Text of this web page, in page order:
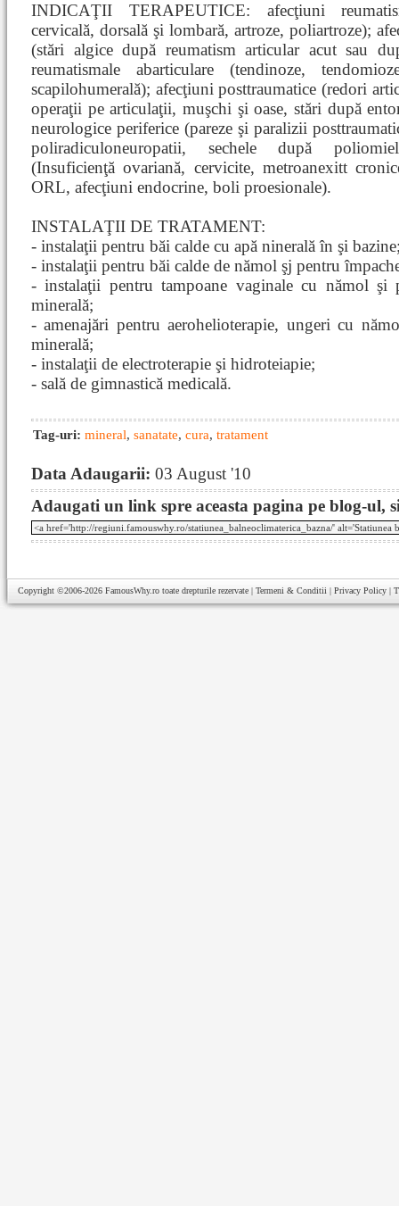
INDICAŢII TERAPEUTICE: afecţiuni
cervicală, dorsală şi lombară, artroze, poliartroze);
(stări algice după reumatism articular acut sau
reumatismale abarticulare (tendinoze,
scapilohumerală); afecţiuni posttraumatice (redori
operaţii pe articulaţii, muşchi şi oase, stări după
neurologice periferice (pareze şi paralizii
poliradiculoneuropatii, sechele după
(Insuficienţă ovariană, cervicite, metroanexitt
ORL, afecţiuni endocrine, boli proesionale).
INSTALAŢII DE TRATAMENT:
- instalaţii pentru băi calde cu apă ninerală în şi
- instalaţii pentru băi calde de nămol şj pentru
- instalaţii pentru tampoane vaginale cu nămol şi
minerală;
- amenajări pentru aerohelioterapie, ungeri cu
minerală;
- instalaţii de electroterapie şi hidroteiapie;
- sală de gimnastică medicală.
Tag-uri: mineral, sanatate, cura, tratament
Data Adaugarii: 03 August '10
Adaugati un link spre aceasta pagina pe blog-ul,
Copyright ©2006-2026 FamousWhy.ro toate drepturile rezervate | Termeni & Conditii | Privacy Policy |